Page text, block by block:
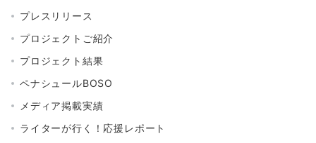
プレスリリース
プロジェクトご紹介
プロジェクト結果
ペナシュールBOSO
メディア掲載実績
ライターが行く！応援レポート